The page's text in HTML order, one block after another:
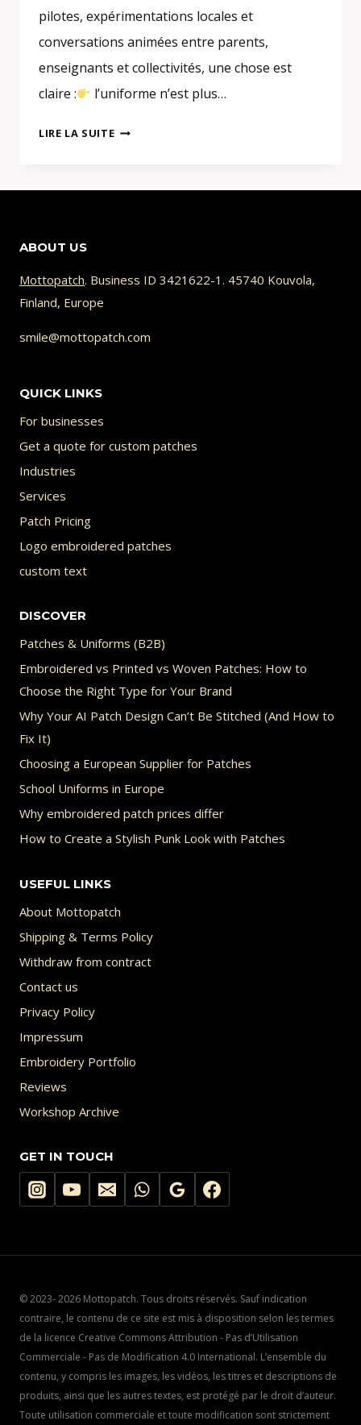
pilotes, expérimentations locales et
conversations animées entre parents,
enseignants et collectivités, une chose est
claire :
l’uniforme n’est plus…
LIRE LA SUITEUNIFORME
EUROPE
PERSONNALISER
PERDRE
ABOUT US
Mottopatch. Business ID 3421622-1. 45740 Kouvola,
Finland, Europe
smile@mottopatch.com
QUICK LINKS
For businesses
Get a quote for custom patches
Industries
Services
Patch Pricing
Logo embroidered patches
custom text
DISCOVER
Patches & Uniforms (B2B)
Embroidered vs Printed vs Woven Patches: How to
Choose the Right Type for Your Brand
Why Your AI Patch Design Can’t Be Stitched (And How to
Fix It)
Choosing a European Supplier for Patches
School Uniforms in Europe
Why embroidered patch prices differ
How to Create a Stylish Punk Look with Patches
USEFUL LINKS
About Mottopatch
Shipping & Terms Policy
Withdraw from contract
Contact us
Privacy Policy
Impressum
Embroidery Portfolio
Reviews
Workshop Archive
GET IN TOUCH
© 2023- 2026 Mottopatch. Tous droits réservés. Sauf indication
contraire, le contenu de ce site est mis à disposition selon les termes
de la licence Creative Commons Attribution - Pas d’Utilisation
Commerciale - Pas de Modification 4.0 International. L’ensemble du
contenu, y compris les images, les vidéos, les titres et descriptions de
produits, ainsi que les autres textes, est protégé par le droit d’auteur.
Toute utilisation commerciale et toute modification sont strictement